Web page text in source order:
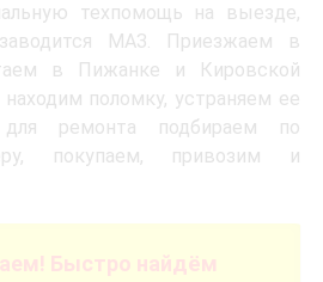
техпомощь на выезде,
МАЗ. Приезжаем в
в Пижанке и Кировской
поломку, устраняем ее
для ремонта подбираем по
покупаем, привозим и
Быстро найдём